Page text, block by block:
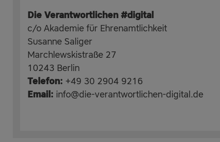
Die Verantwortlichen #digital
c/o Akademie für Ehrenamtlichkeit
Susanne Saliger
Marchlewskistraße 27
10243 Berlin
Telefon: +49 30 2904 9216
Email: info@die-verantwortlichen-digital.de